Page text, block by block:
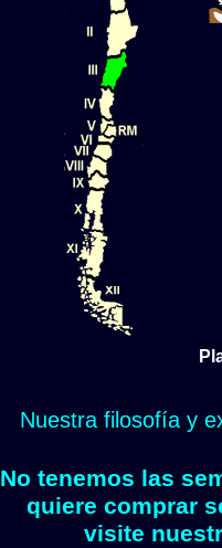
Nuestra filosofía y
No tenemos las
quiere comprar
visite